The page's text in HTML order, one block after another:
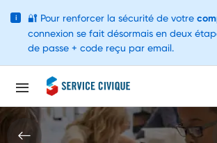
i 🔐 Pour renforcer la sécurité de votre
connexion se fait désormais en deux
de passe + code reçu par email.